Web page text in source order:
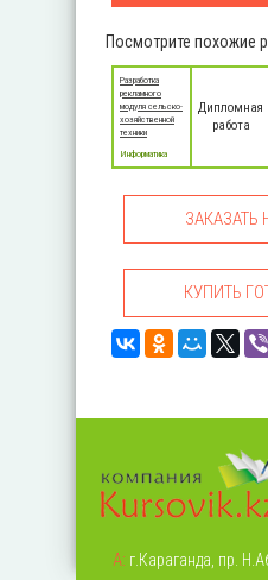
Посмотрите похожие
Разработка
рекламного
модуля сельско-
хозяйственной
техники
Информатика
Дипломная
работа
ЗАКАЗАТЬ
КУПИТЬ
А: г.Караганда, пр.